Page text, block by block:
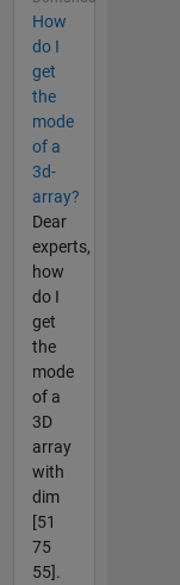
How
do I
get
the
mode
of a
3d-
array?
Dear
experts,
how
do I
get
the
mode
of a
3D
array
with
dim
[51
75
55].